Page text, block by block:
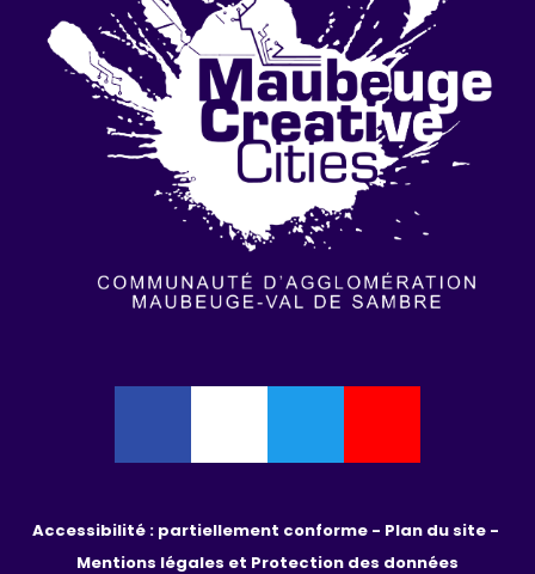
Accessibilité : partiellement conforme -
Mentions légales et Protection des données